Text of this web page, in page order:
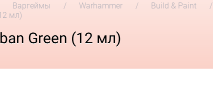
Варгеймы Warhammer Build & Paint
мл)
Green (12 мл)